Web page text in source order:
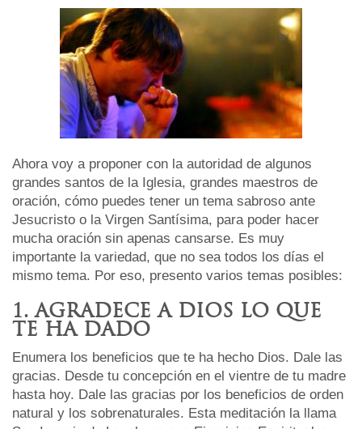
Ahora voy a proponer con la autoridad de algunos
grandes santos de la Iglesia, grandes maestros de
oración, cómo puedes tener un tema sabroso ante
Jesucristo o la Virgen Santísima, para poder hacer
mucha oración sin apenas cansarse. Es muy
importante la variedad, que no sea todos los días el
mismo tema. Por eso, presento varios temas posibles:
1. AGRADECE A DIOS LO QUE
TE HA DADO
Enumera los beneficios que te ha hecho Dios. Dale las
gracias. Desde tu concepción en el vientre de tu madre
hasta hoy. Dale las gracias por los beneficios de orden
natural y los sobrenaturales. Esta meditación la llama